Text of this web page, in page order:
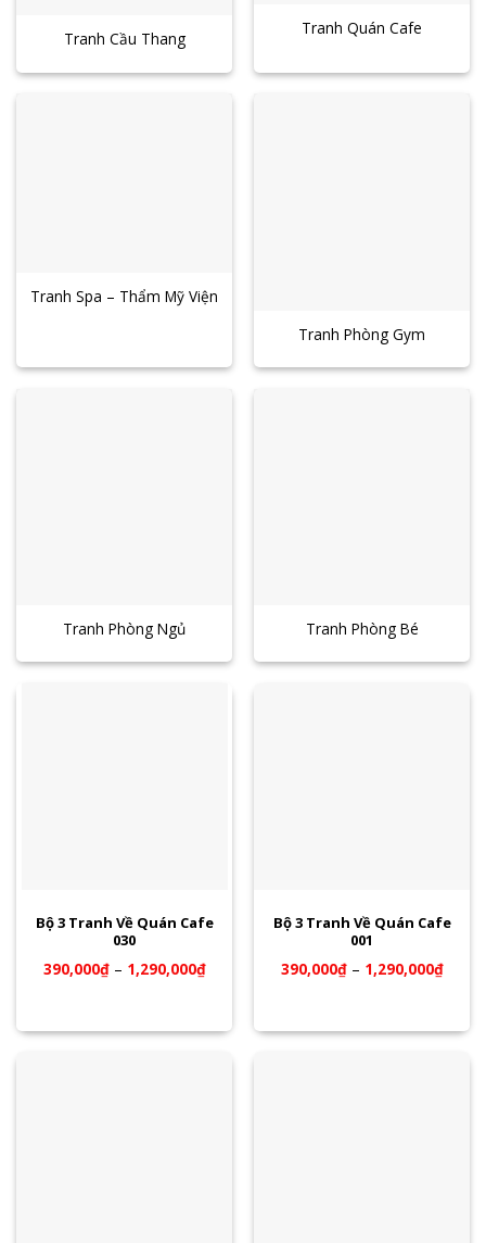
Tranh Cầu Thang
Tranh Quán Cafe
Tranh Spa – Thẩm Mỹ Viện
Tranh Phòng Gym
Tranh Phòng Ngủ Tranh Phòng Bé
Bộ 3 Tranh Về Quán Cafe
030
390,000₫– 1,290,000₫
Bộ 3 Tranh Về Quán Cafe
001
390,000₫– 1,290,000₫